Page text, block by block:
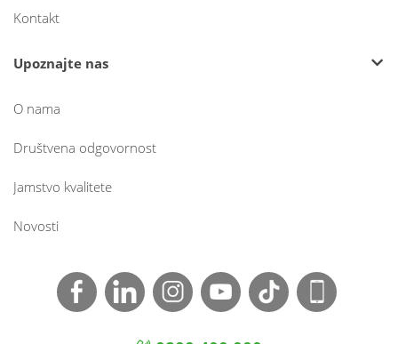
Kontakt
Upoznajte nas
O nama
Društvena odgovornost
Jamstvo kvalitete
Novosti